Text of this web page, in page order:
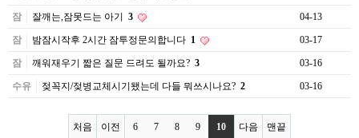
잠 잘깨는,잠못드는 아기 3 04-13
잠 밤잠시작후 2시간 잠투정문의합니다 1 03-17
잠 깨워재우기 짧은 질문 드려도 될까요? 3 03-16
수유 젖꼭지/젖병교체시기됐는데 다들 뭐쓰시나요? 2 03-16
처음 이전 6 7 8 9 10 다음 맨끝